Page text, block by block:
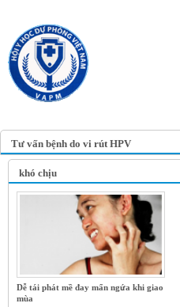
Tư vấn bệnh do vi rút HPV
khó chịu
Dễ tái phát mề đay mẩn ngứa khi giao
mùa